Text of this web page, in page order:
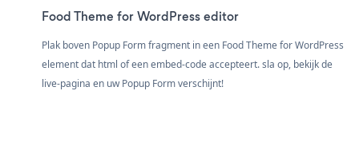
Food Theme for WordPress editor
Plak boven Popup Form fragment in een Food Theme for WordPress
element dat html of een embed-code accepteert. sla op, bekijk de
live-pagina en uw Popup Form verschijnt!